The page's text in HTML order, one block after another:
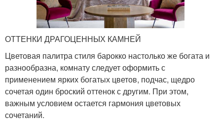
ОТТЕНКИ ДРАГОЦЕННЫХ КАМНЕЙ
Цветовая палитра стиля барокко настолько же богата и
разнообразна, комнату следует оформить с
применением ярких богатых цветов, подчас, щедро
сочетая один броский оттенок с другим. При этом,
важным условием остается гармония цветовых
сочетаний.